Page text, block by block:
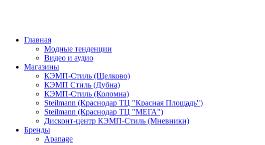
Главная
Модные тенденции
Видео и аудио
Магазины
КЭМП-Стиль (Щелково)
КЭМП Стиль (Дубна)
КЭМП-Стиль (Коломна)
Steilmann (Краснодар ТЦ "Красная Площадь")
Steilmann (Краснодар ТЦ "МЕГА")
Дисконт-центр КЭМП-Стиль (Мневники)
Бренды
Apanage